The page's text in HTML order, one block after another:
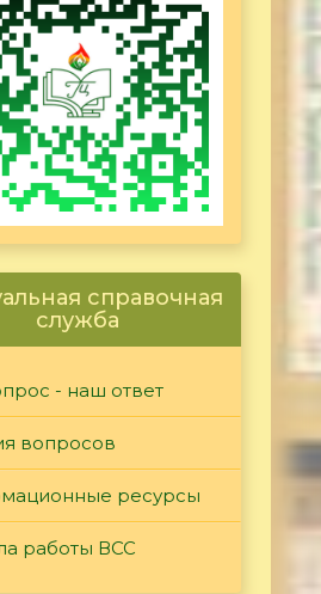
справочная
служба
- наш ответ
вопросов
ресурсы
работы ВСС